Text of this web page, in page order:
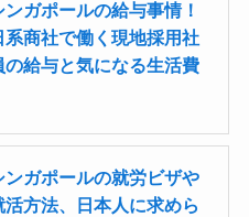
ンガポールの給与事情！
系商社で働く現地採用社
の給与と気になる生活費
ンガポールの就労ビザや
活方法、日本人に求めら